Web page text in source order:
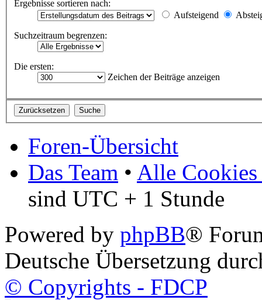
Ergebnisse sortieren nach:
Aufsteigend
Suchzeitraum begrenzen:
Die ersten:
Zeichen der Beiträge anzeigen
Foren-Übersicht
Das Team • Alle Cookies
sind UTC + 1 Stunde
Powered by phpBB®
Deutsche Übersetzung
© Copyrights - FDCP